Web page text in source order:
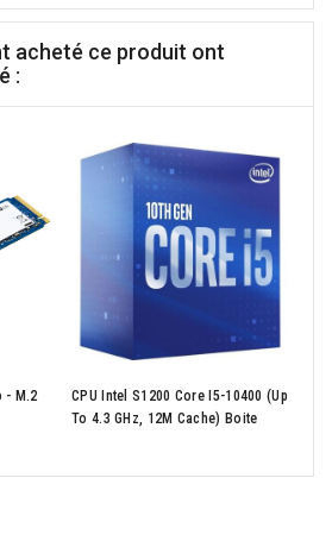
acheté ce produit ont
:
- M.2
CPU Intel S1200 Core I5-10400 (up
To 4.3 GHz, 12M Cache) Boite